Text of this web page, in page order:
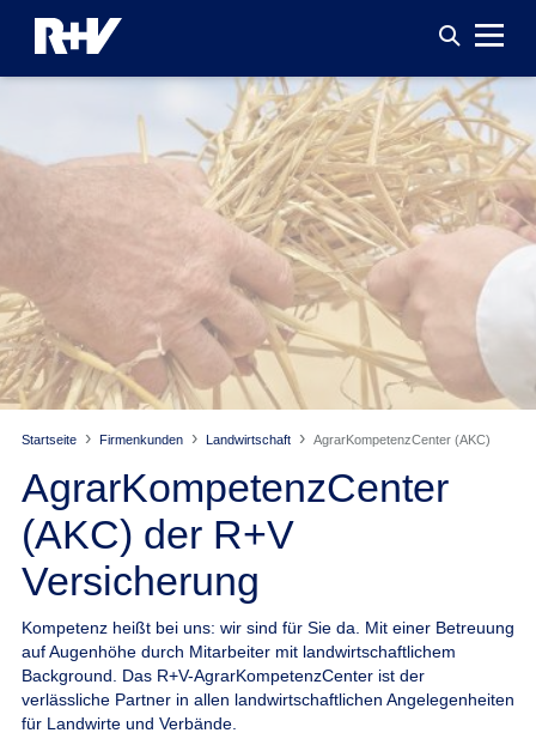
Startseite Firmenkunden Landwirtschaft AgrarKompetenzCenter (AKC)
AgrarKompetenzCenter
(AKC) der R+V
Versicherung
Kompetenz heißt bei uns: wir sind für Sie da. Mit einer Betreuung
auf Augenhöhe durch Mitarbeiter mit landwirtschaftlichem
Background. Das R+V-AgrarKompetenzCenter ist der
verlässliche Partner in allen landwirtschaftlichen Angelegenheiten
für Landwirte und Verbände.